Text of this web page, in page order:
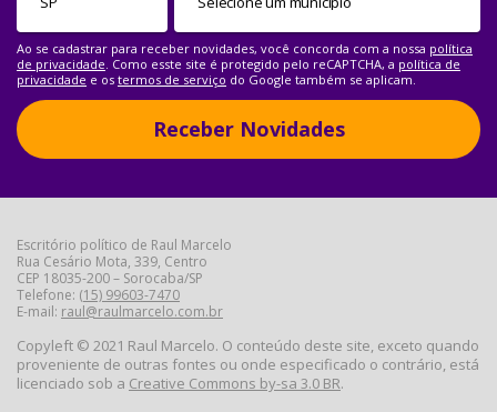
Ao se cadastrar para receber novidades, você concorda com a nossa política
de privacidade. Como esste site é protegido pelo reCAPTCHA, a política de
privacidade e os termos de serviço do Google também se aplicam.
Receber Novidades
Escritório político de Raul Marcelo
Rua Cesário Mota, 339, Centro
CEP 18035-200 – Sorocaba/SP
Telefone: (15) 99603-7470
E-mail: raul@raulmarcelo.com.br
Copyleft © 2021 Raul Marcelo. O conteúdo deste site, exceto quando
proveniente de outras fontes ou onde especificado o contrário, está
licenciado sob a Creative Commons by-sa 3.0 BR.